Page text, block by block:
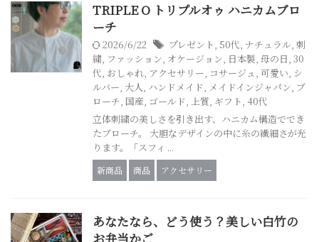
TRIPLE O トリプルオゥ ハニカムブロ
ーチ
2026/6/22 プレゼント, 50代, ナチュラル, 刺
繍, ファッション, オケージョン, 日本製, 母の日, 30
代, おしゃれ, アクセサリー, コサージュ, 可愛い, シ
ルバー, 大人, ハンドメイド, メイドインジャパン, ブ
ローチ, 国産, ゴールド, 上質, ギフト, 40代
立体刺繍の美しさを引き出す、ハニカム構造ででき
たブローチ。 大胆なデザインの中に糸の繊細さが光
ります。「スフィ ...
新商品 商品 アクセサリー
あなたなら、どう使う？美しい白竹の
お弁当かご